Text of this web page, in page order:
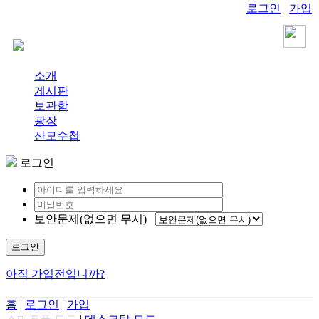
로그인 가입
소개
게시판
보관함
광장
산모수첩
로그인
보안문제(없으면 무시)
로그인
아직 가입전입니까?
홈 | 로그인 | 가입